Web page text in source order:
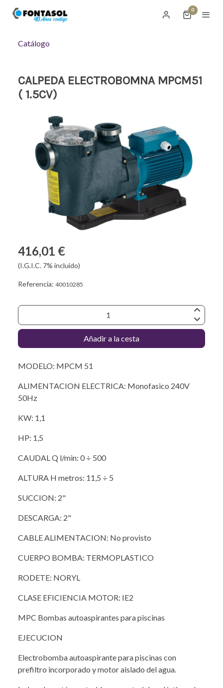
0
Catálogo
CALPEDA ELECTROBOMNA MPCM51
( 1.5CV)
416,01 €
(I.G.I.C. 7% incluido)
Referencia: 40010285
Añadir a la cesta
MODELO: MPCM 51
ALIMENTACION ELECTRICA: Monofasico 240V
50Hz
KW: 1,1
HP: 1,5
CAUDAL Q l/min: 0 ÷ 500
ALTURA H metros: 11,5 ÷ 5
SUCCION: 2"
DESCARGA: 2"
CABLE ALIMENTACION: No provisto
CUERPO BOMBA: TERMOPLASTICO
RODETE: NORYL
CLASE EFICIENCIA MOTOR: IE2
MPC Bombas autoaspirantes para piscinas
EJECUCION
Electrobomba autoaspirante para piscinas con
prefiltro incorporado y motor aislado del agua.